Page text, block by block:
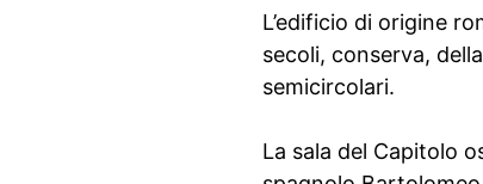
L’edificio di origine
secoli, conserva,
semicircolari.
La sala del Capitolo